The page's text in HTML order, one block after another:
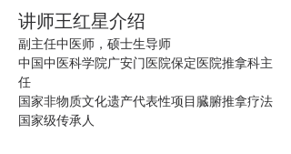
讲师王红星介绍
副主任中医师，硕士生导师
中国中医科学院广安门医院保定医院推拿科主
任
国家非物质文化遗产代表性项目臓腑推拿疗法
国家级传承人